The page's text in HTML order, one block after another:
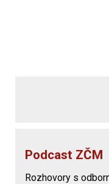
Podcast ZČM
Rozhovory s